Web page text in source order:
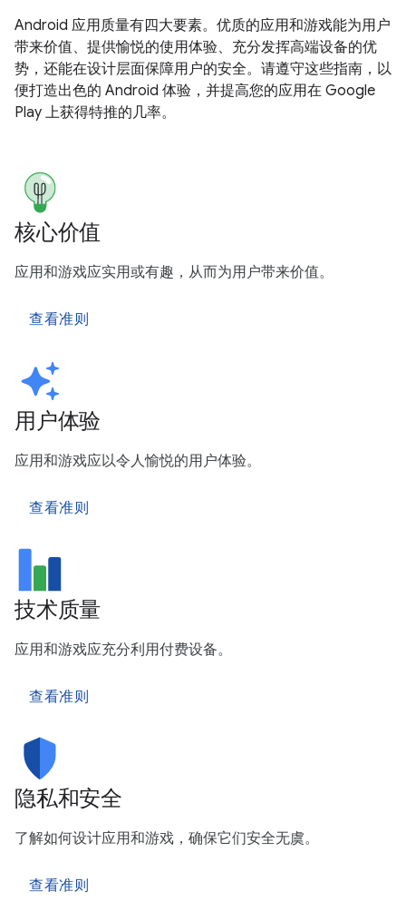
Android 应用质量有四大要素。优质的应用和游戏能为用户
带来价值、提供愉悦的使用体验、充分发挥高端设备的优
势，还能在设计层面保障用户的安全。请遵守这些指南，以
便打造出色的 Android 体验，并提高您的应用在 Google
Play 上获得特推的几率。
核心价值
应用和游戏应实用或有趣，从而为用户带来价值。
查看准则
用户体验
应用和游戏应以令人愉悦的用户体验。
查看准则
技术质量
应用和游戏应充分利用付费设备。
查看准则
隐私和安全
了解如何设计应用和游戏，确保它们安全无虞。
查看准则